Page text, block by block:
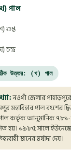
পাল
গুপ্ত
চন্দ্র
উত্তর: (খ) পাল
নওগাঁ জেলার
মহাবিহার পাল বংশের
কর্তৃক আনুমানিক ৭৮১-
হয়। ১৯৮৫ সালে
স্থানের মর্যাদা দেয়।